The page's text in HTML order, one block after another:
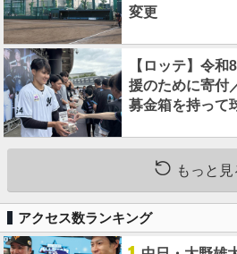
変更
【ロッテ】令
援のために寄付
募金箱を持って
もっと見
アクセス数ランキング